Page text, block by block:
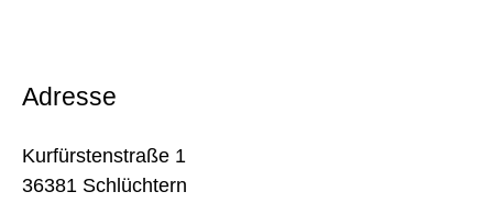
Adresse
Kurfürstenstraße 1
36381 Schlüchtern